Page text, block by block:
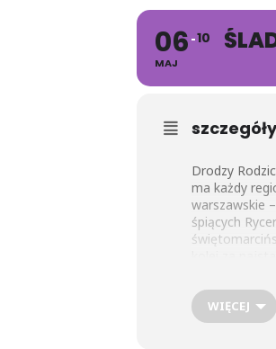
06
MAJ
10
Drodzy
ma każdy
warszawskie
śpiących
6.05 – 10.05
W ramach
WIĘCEJ